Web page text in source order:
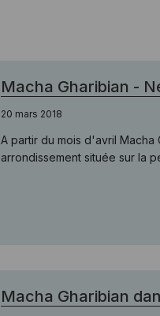
Macha Gharibian -
20 mars 2018
A partir du mois d'avril Macha
arrondissement située sur la
Macha Gharibian